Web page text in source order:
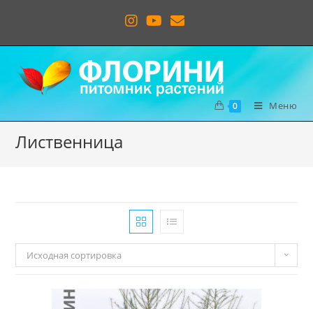
0 Меню
Лиственница
Исходная сортировка